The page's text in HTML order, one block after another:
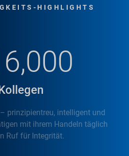
HIGHLIGHTS
prinzipientreu, intelligent und
mit ihrem Handeln täglich
Ruf für Integrität.